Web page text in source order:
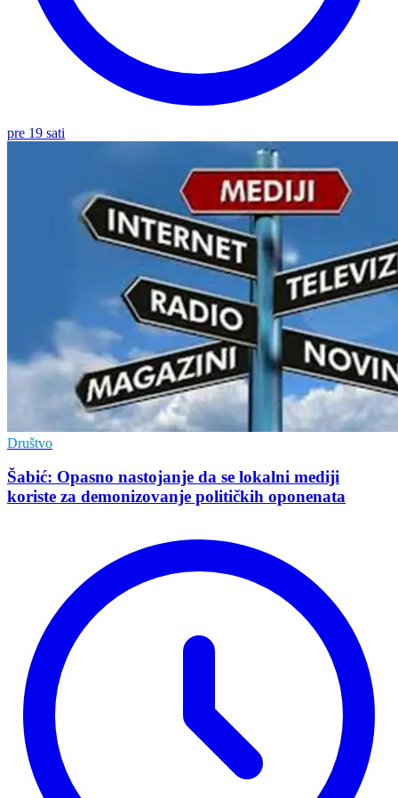
pre 19 sati
Društvo
Šabić: Opasno nastojanje da se lokalni mediji
koriste za demonizovanje političkih oponenata